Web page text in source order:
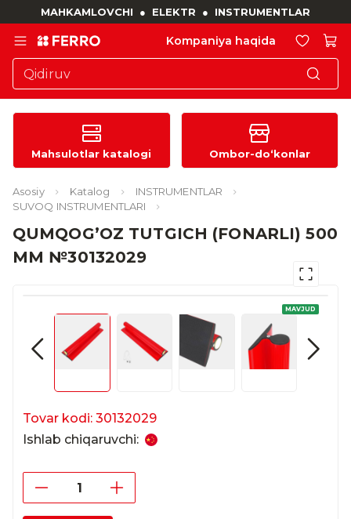
MAHKAMLOVCHI ● ELEKTR ● INSTRUMENTLAR
Kompaniya haqida
Mahsulotlar katalogi Ombor-do‘konlar
Asosiy Katalog
INSTRUMENTLAR
SUVOQ INSTRUMENTLARI
QUMQOG’OZ TUTGICH (FONARLI) 500
MM №30132029
MAVJUD
Tovar kodi: 30132029
Ishlab chiqaruvchi: